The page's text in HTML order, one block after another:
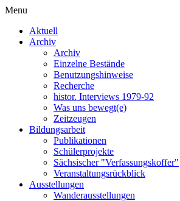
Menu
Aktuell
Archiv
Archiv
Einzelne Bestände
Benutzungshinweise
Recherche
histor. Interviews 1979-92
Was uns bewegt(e)
Zeitzeugen
Bildungsarbeit
Publikationen
Schülerprojekte
Sächsischer "Verfassungskoffer"
Veranstaltungsrückblick
Ausstellungen
Wanderausstellungen